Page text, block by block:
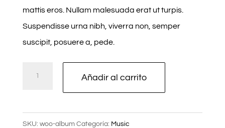
mattis eros. Nullam malesuada erat ut turpis.
Suspendisse urna nibh, viverra non, semper
suscipit, posuere a, pede.
Añadir al carrito
SKU: woo-album Categoría: Music